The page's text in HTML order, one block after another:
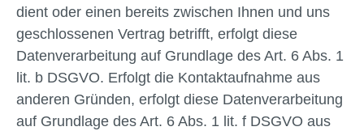
dient oder einen bereits zwischen Ihnen und uns
geschlossenen Vertrag betrifft, erfolgt diese
Datenverarbeitung auf Grundlage des Art. 6 Abs. 1
lit. b DSGVO. Erfolgt die Kontaktaufnahme aus
anderen Gründen, erfolgt diese Datenverarbeitung
auf Grundlage des Art. 6 Abs. 1 lit. f DSGVO aus